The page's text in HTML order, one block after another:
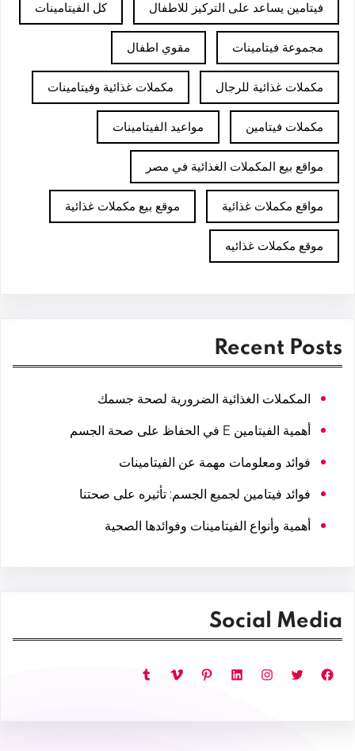
فيتامين يساعد على التركيز للاطفال كل الفيتامينات
مجموعة فيتامينات مقوي اطفال
مكملات غذائية للرجال مكملات غذائية وفيتامينات
مكملات فيتامين مواعيد الفيتامينات
مواقع بيع المكملات الغذائية في مصر
مواقع مكملات غذائية موقع بيع مكملات غذائية
موقع مكملات غذائيه
Recent Posts
المكملات الغذائية الضرورية لصحة جسمك
أهمية الفيتامين E في الحفاظ على صحة الجسم
فوائد ومعلومات مهمة عن الفيتامينات
فوائد فيتامين لجميع الجسم: تأثيره على صحتنا
أهمية وأنواع الفيتامينات وفوائدها الصحية
Social Media
فيسبوك تويتر إنستجرام لينكد إن بينتريست فيميو تمبلر